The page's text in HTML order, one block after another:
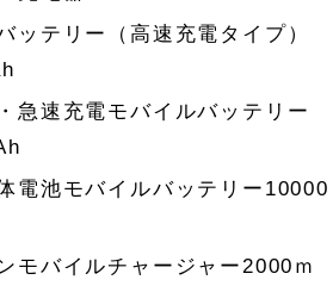
ッテリー（高速充電タイプ）
急速充電モバイルバッテリー
電池モバイルバッテリー10000
モバイルチャージャー2000ｍ